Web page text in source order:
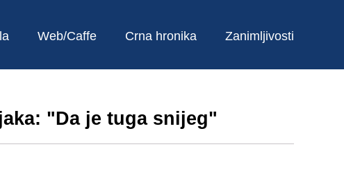
Web/Caffe Crna hronika Zanimljivosti
"Da je tuga snijeg"